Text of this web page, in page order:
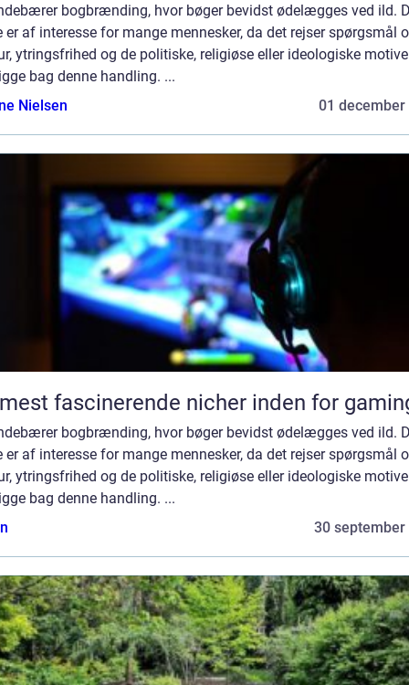
bogbrænding, hvor bøger bevidst ødelægges ved ild.
er af interesse for mange mennesker, da det rejser spørgsmål
ytringsfrihed og de politiske, religiøse eller ideologiske
bag denne handling. ...
Nielsen
01 december
fascinerende nicher inden for
bogbrænding, hvor bøger bevidst ødelægges ved ild.
er af interesse for mange mennesker, da det rejser spørgsmål
ytringsfrihed og de politiske, religiøse eller ideologiske
bag denne handling. ...
30 september